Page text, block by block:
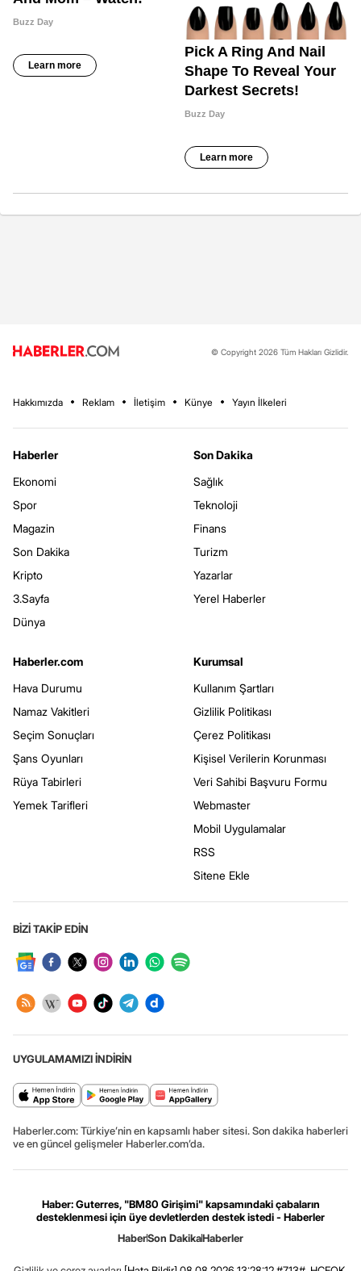
© Copyright 2026 Tüm Hakları Gizlidir.
Hakkımızda Reklam İletişim Künye Yayın İlkeleri
Haberler
Ekonomi
Spor
Magazin
Son Dakika
Kripto
3.Sayfa
Dünya
Son Dakika
Sağlık
Teknoloji
Finans
Turizm
Yazarlar
Yerel Haberler
Haberler.com
Hava Durumu
Namaz Vakitleri
Seçim Sonuçları
Şans Oyunları
Rüya Tabirleri
Yemek Tarifleri
Kurumsal
Kullanım Şartları
Gizlilik Politikası
Çerez Politikası
Kişisel Verilerin Korunması
Veri Sahibi Başvuru Formu
Webmaster
Mobil Uygulamalar
RSS
Sitene Ekle
BİZİ TAKİP EDİN
UYGULAMAMIZI İNDİRİN
Haberler.com: Türkiye’nin en kapsamlı haber sitesi. Son dakika haberleri
ve en güncel gelişmeler Haberler.com’da.
Haber: Guterres, "BM80 Girişimi" kapsamındaki çabaların
desteklenmesi için üye devletlerden destek istedi - Haberler
HaberSon DakikaHaberler